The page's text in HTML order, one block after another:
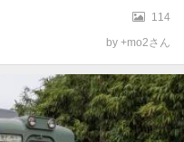
114
by +mo2さん